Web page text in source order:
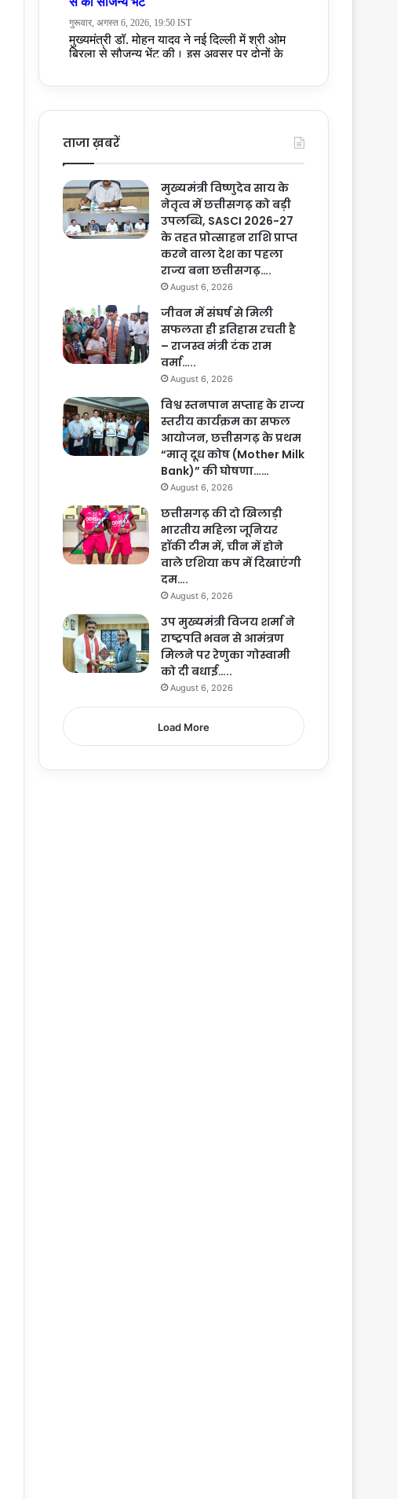
ताजा ख़बरें
मुख्यमंत्री विष्णुदेव साय के
नेतृत्व में छत्तीसगढ़ को बड़ी
उपलब्धि, SASCI 2026-27
के तहत प्रोत्साहन राशि प्राप्त
करने वाला देश का पहला
राज्य बना छत्तीसगढ़….
August 6, 2026
जीवन में संघर्ष से मिली
सफलता ही इतिहास रचती है
– राजस्व मंत्री टंक राम
वर्मा…..
August 6, 2026
विश्व स्तनपान सप्ताह के राज्य
स्तरीय कार्यक्रम का सफल
आयोजन, छत्तीसगढ़ के प्रथम
“मातृ दूध कोष (Mother Milk
Bank)” की घोषणा……
August 6, 2026
छत्तीसगढ़ की दो खिलाड़ी
भारतीय महिला जूनियर
हॉकी टीम में, चीन में होने
वाले एशिया कप में दिखाएंगी
दम….
August 6, 2026
उप मुख्यमंत्री विजय शर्मा ने
राष्ट्रपति भवन से आमंत्रण
मिलने पर रेणुका गोस्वामी
को दी बधाई…..
August 6, 2026
Load More